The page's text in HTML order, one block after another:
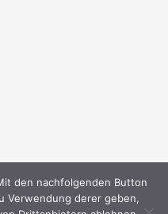
den nachfolgenden Button
Verwendung derer geben,